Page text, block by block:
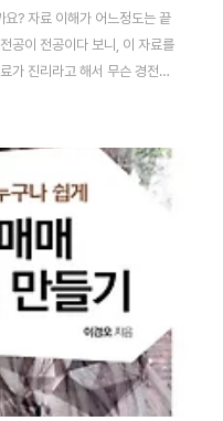
? 자료 이해가 어느정도는 끝
공이 전공이다 보니, 이 자료를
가 진리라고 해서 무슨 경전처
생각이 듭니다. 일단 이 자료
시피 평균회귀를 mean
사용해서 자동으로 주식 매
법에 대한 자료가 영어로 있는
짚고 넘어가자면, 우선 소프트